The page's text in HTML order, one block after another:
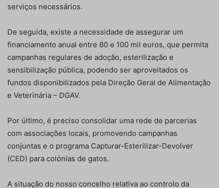
serviços necessários.
De seguida, existe a necessidade de assegurar um
financiamento anual entre 80 e 100 mil euros, que permita
campanhas regulares de adoção, esterilização e
sensibilização pública, podendo ser aproveitados os
fundos disponibilizados pela Direção Geral de Alimentação
e Veterinária – DGAV.
Por último, é preciso consolidar uma rede de parcerias
com associações locais, promovendo campanhas
conjuntas e o programa Capturar-Esterilizar-Devolver
(CED) para colónias de gatos.
A situação do nosso concelho relativa ao controlo da